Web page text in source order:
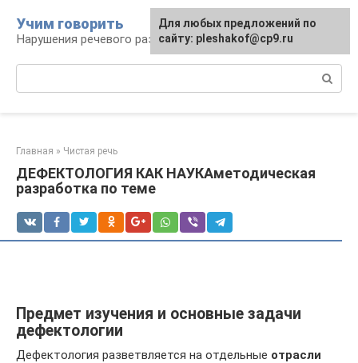
контенту
Учим говорить
Нарушения речевого развития
Главная » Чистая речь
ДЕФЕКТОЛОГИЯ КАК НАУКАметодическая
разработка по теме
Предмет изучения и основные задачи
дефектологии
Дефектология разветвляется на отдельные отрасли
Для любых предложений по
сайту: pleshakof@cp9.ru